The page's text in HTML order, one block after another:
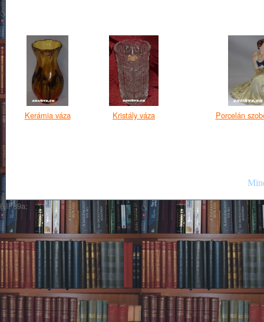
Kerámia váza Kristály váza Porcelán
GIF89a;